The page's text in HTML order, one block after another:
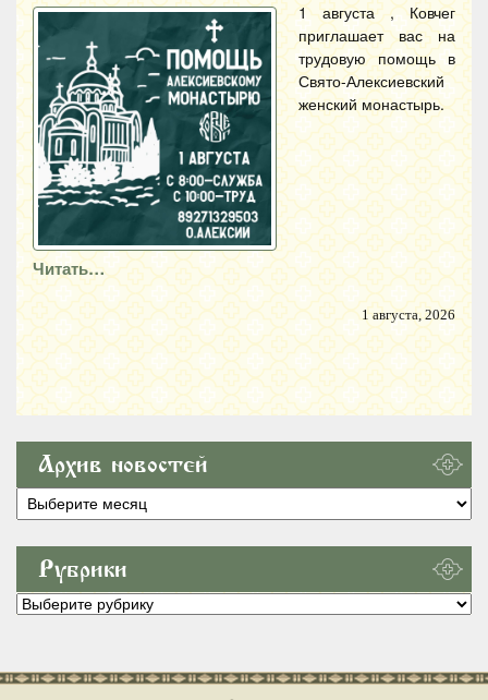
1 августа , Ковчег
приглашает вас на
трудовую помощь в
Свято-Алексиевский
женский монастырь.
Читать…
1 августа, 2026
Архив новостей
Архив
новостей
Рубрики
Рубрики